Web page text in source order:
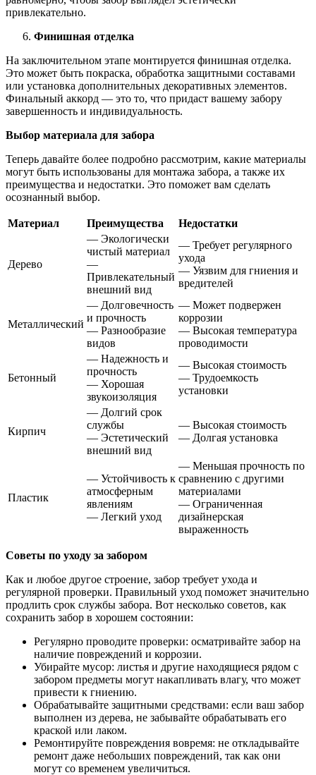
привлекательно.
Финишная отделка
На заключительном этапе монтируется финишная отделка.
Это может быть покраска, обработка защитными составами
или установка дополнительных декоративных элементов.
Финальный аккорд — это то, что придаст вашему забору
завершенность и индивидуальность.
Выбор материала для забора
Теперь давайте более подробно рассмотрим, какие материалы
могут быть использованы для монтажа забора, а также их
преимущества и недостатки. Это поможет вам сделать
осознанный выбор.
Материал Преимущества Недостатки
Дерево
— Экологически
чистый материал
—
Привлекательный
внешний вид
— Требует регулярного
ухода
— Уязвим для гниения и
вредителей
Металлический
— Долговечность
и прочность
— Разнообразие
видов
— Может подвержен
коррозии
— Высокая температура
проводимости
Бетонный
— Надежность и
прочность
— Хорошая
звукоизоляция
— Высокая стоимость
— Трудоемкость
установки
Кирпич
— Долгий срок
службы
— Эстетический
внешний вид
— Высокая стоимость
— Долгая установка
Пластик
— Устойчивость к
атмосферным
явлениям
— Легкий уход
— Меньшая прочность по
сравнению с другими
материалами
— Ограниченная
дизайнерская
выраженность
Советы по уходу за забором
Как и любое другое строение, забор требует ухода и
регулярной проверки. Правильный уход поможет значительно
продлить срок службы забора. Вот несколько советов, как
сохранить забор в хорошем состоянии:
Регулярно проводите проверки: осматривайте забор на
наличие повреждений и коррозии.
Убирайте мусор: листья и другие находящиеся рядом с
забором предметы могут накапливать влагу, что может
привести к гниению.
Обрабатывайте защитными средствами: если ваш забор
выполнен из дерева, не забывайте обрабатывать его
краской или лаком.
Ремонтируйте повреждения вовремя: не откладывайте
ремонт даже небольших повреждений, так как они
могут со временем увеличиться.